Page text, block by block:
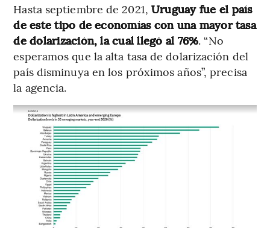
Hasta septiembre de 2021, Uruguay fue el país
de este tipo de economías con una mayor tasa
de dolarización, la cual llegó al 76%. “No
esperamos que la alta tasa de dolarización del
país disminuya en los próximos años”, precisa
la agencia.